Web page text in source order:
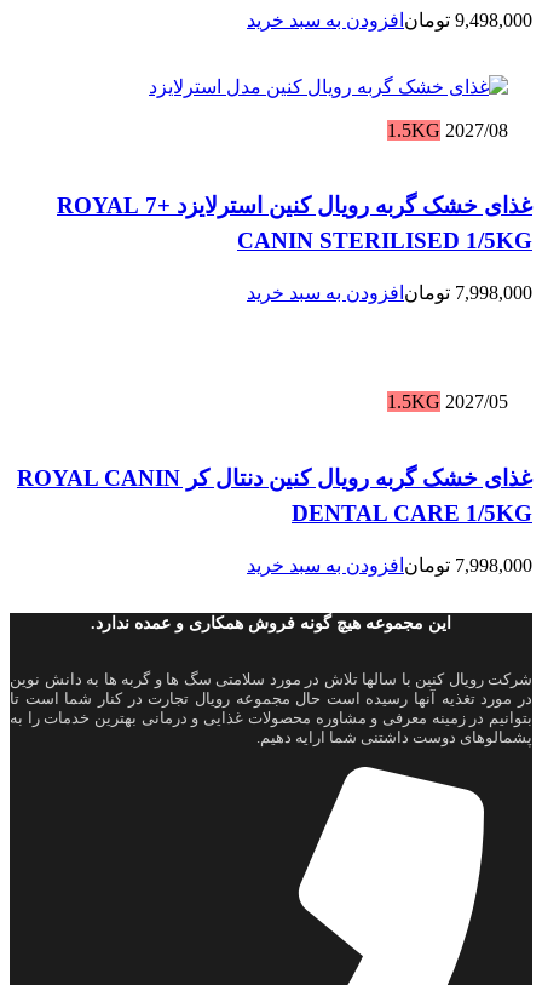
9,498,000 تومان افزودن به سبد خرید
2027/08
1.5KG
غذای خشک گربه رویال کنین استرلایزد +7 ROYAL
CANIN STERILISED 1/5KG
7,998,000 تومان افزودن به سبد خرید
2027/05
1.5KG
غذای خشک گربه رویال کنین دنتال کر ROYAL CANIN
DENTAL CARE 1/5KG
7,998,000 تومان افزودن به سبد خرید
این مجموعه هیچ گونه فروش همکاری و عمده ندارد.
شرکت رویال کنین با سالها تلاش در مورد سلامتی سگ ها و گربه ها به دانش نوین
در مورد تغذیه آنها رسیده است حال مجموعه رویال تجارت در کنار شما است تا
بتوانیم در زمینه معرفی و مشاوره محصولات غذایی و درمانی بهترین خدمات را به
پشمالوهای دوست داشتنی شما ارايه دهیم.